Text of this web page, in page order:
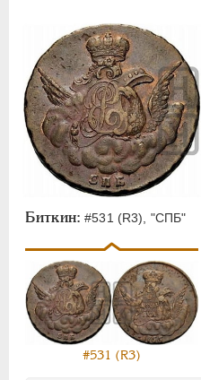
Биткин: #531 (R3), "СПБ"
#531 (R3)